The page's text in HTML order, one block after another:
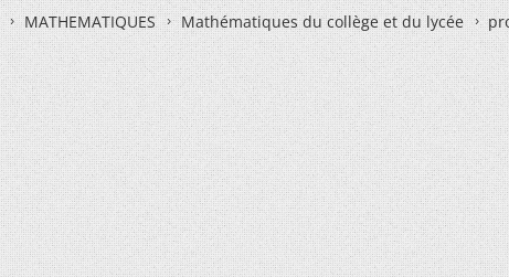
MATHEMATIQUES Mathématiques du collège et du lycée